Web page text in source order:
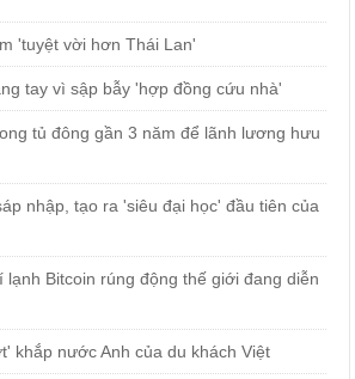
'tuyệt vời hơn Thái Lan'
tay vì sập bẫy 'hợp đồng cứu nhà'
tủ đông gần 3 năm để lãnh lương hưu
nhập, tạo ra 'siêu đại học' đầu tiên của
lạnh Bitcoin rúng động thế giới đang diễn
khắp nước Anh của du khách Việt